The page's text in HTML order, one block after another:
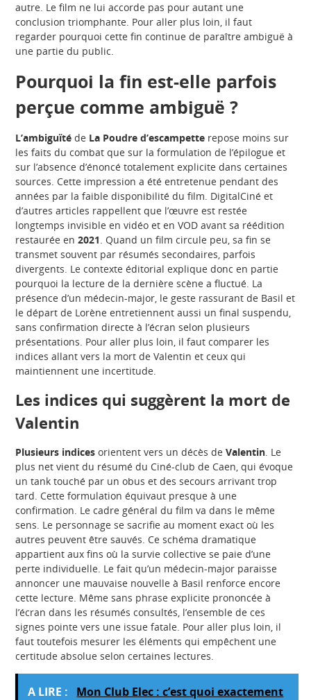
autre. Le film ne lui accorde pas pour autant une
conclusion triomphante. Pour aller plus loin, il faut
regarder pourquoi cette fin continue de paraître ambiguë à
une partie du public.
Pourquoi la fin est-elle parfois
perçue comme ambiguë ?
L’ambiguïté de La Poudre d’escampette repose moins sur
les faits du combat que sur la formulation de l’épilogue et
sur l’absence d’énoncé totalement explicite dans certaines
sources. Cette impression a été entretenue pendant des
années par la faible disponibilité du film. DigitalCiné et
d’autres articles rappellent que l’œuvre est restée
longtemps invisible en vidéo et en VOD avant sa réédition
restaurée en2021. Quand un film circule peu, sa fin se
transmet souvent par résumés secondaires, parfois
divergents. Le contexte éditorial explique donc en partie
pourquoi la lecture de la dernière scène a fluctué. La
présence d’un médecin-major, le geste rassurant de Basil et
le départ de Lorène entretiennent aussi un final suspendu,
sans confirmation directe à l’écran selon plusieurs
présentations. Pour aller plus loin, il faut comparer les
indices allant vers la mort de Valentin et ceux qui
maintiennent une incertitude.
Les indices qui suggèrent la mort de
Valentin
Plusieurs indices orientent vers un décès deValentin. Le
plus net vient du résumé du Ciné-club de Caen, qui évoque
un tank touché par un obus et des secours arrivant trop
tard. Cette formulation équivaut presque à une
confirmation. Le cadre général du film va dans le même
sens. Le personnage se sacrifie au moment exact où les
autres peuvent être sauvés. Ce schéma dramatique
appartient aux fins où la survie collective se paie d’une
perte individuelle. Le fait qu’un médecin-major paraisse
annoncer une mauvaise nouvelle à Basil renforce encore
cette lecture. Même sans phrase explicite prononcée à
l’écran dans les résumés consultés, l’ensemble de ces
signes pointe vers une issue fatale. Pour aller plus loin, il
faut toutefois mesurer les éléments qui empêchent une
certitude absolue selon certaines lectures.
A LIRE :
Mon Club Elec : c’est quoi exactement